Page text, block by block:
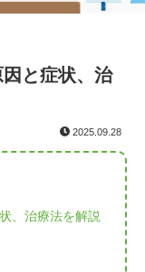
と症状、治
2025.09.28
、治療法を解説